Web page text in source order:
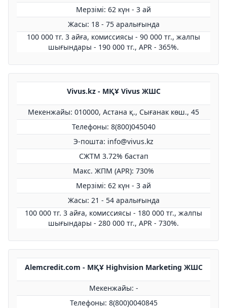
Мерзімі: 62 күн - 3 ай
Жасы: 18 - 75 аралығында
100 000 тг. 3 айға, комиссиясы - 90 000 тг., жалпы
шығындары - 190 000 тг., APR - 365%.
Vivus.kz - МҚҰ Vivus ЖШС
Мекенжайы: 010000, Астана қ., Сығанак көш., 45
Телефоны: 8(800)045040
Э-пошта: info@vivus.kz
СЖТМ 3.72% бастап
Макс. ЖПМ (APR): 730%
Мерзімі: 62 күн - 3 ай
Жасы: 21 - 54 аралығында
100 000 тг. 3 айға, комиссиясы - 180 000 тг., жалпы
шығындары - 280 000 тг., APR - 730%.
Alemcredit.com - МҚҰ Highvision Marketing ЖШС
Мекенжайы: -
Телефоны: 8(800)0040845